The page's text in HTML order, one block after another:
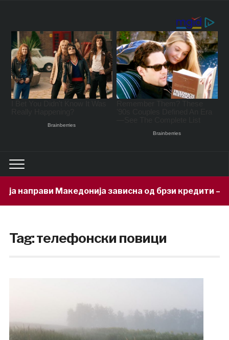
направи Македонија зависна од брзи кредити –
Tag:телефонски повици